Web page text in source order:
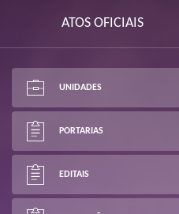
ATOS OFICIAIS
UNIDADES
PORTARIAS
EDITAIS